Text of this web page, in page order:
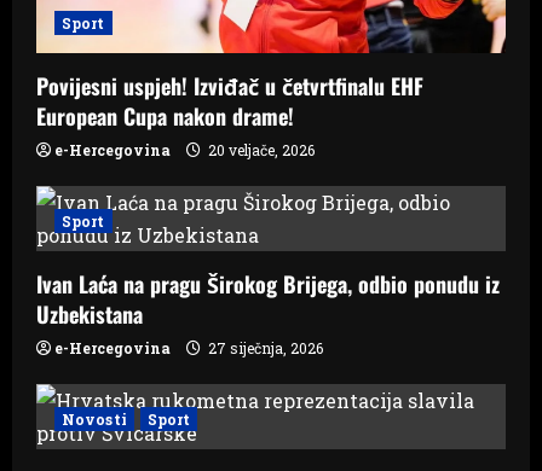
o
n
Sport
Povijesni uspjeh! Izviđač u četvrtfinalu EHF
European Cupa nakon drame!
e-Hercegovina 20 veljače, 2026
Sport
Ivan Laća na pragu Širokog Brijega, odbio ponudu iz
Uzbekistana
e-Hercegovina 27 siječnja, 2026
Novosti Sport